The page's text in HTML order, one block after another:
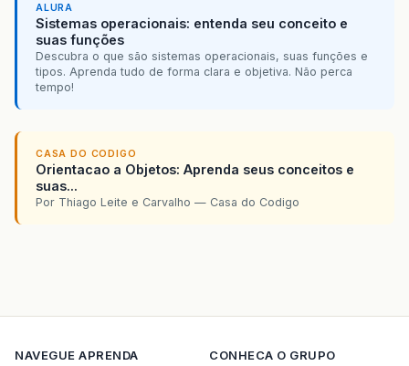
ALURA
Sistemas operacionais: entenda seu conceito e
suas funções
Descubra o que são sistemas operacionais, suas funções e
tipos. Aprenda tudo de forma clara e objetiva. Não perca
tempo!
CASA DO CODIGO
Orientacao a Objetos: Aprenda seus conceitos e
suas...
Por Thiago Leite e Carvalho — Casa do Codigo
NAVEGUE APRENDA
CONHECA O GRUPO